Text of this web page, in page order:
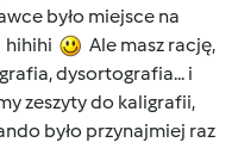
było miejsce na
hihihi
Ale masz rację,
dysortografia... i
zeszyty do kaligrafii,
było przynajmiej raz